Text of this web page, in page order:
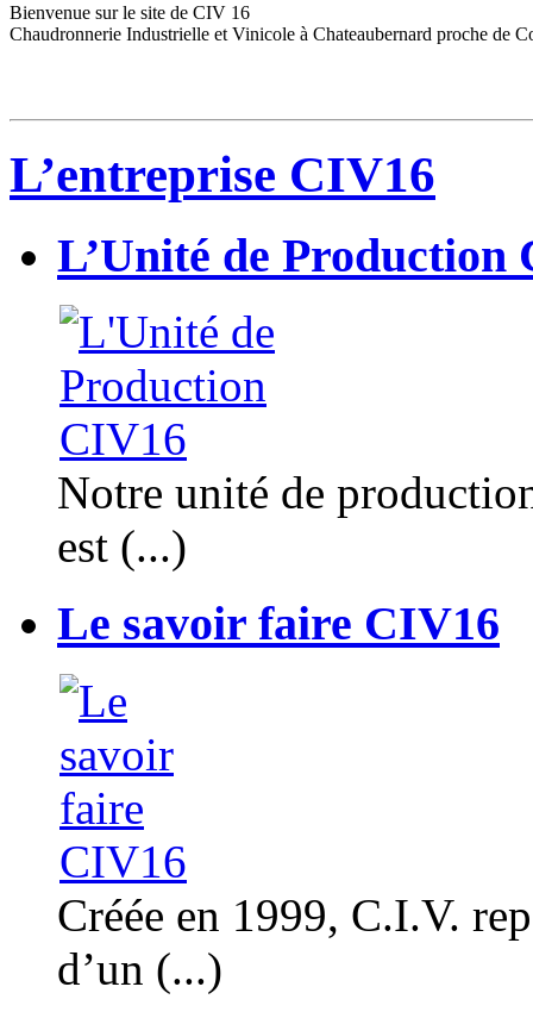
Bienvenue sur le site de CIV 16
Chaudronnerie Industrielle et Vinicole à Chateaubernard proche de
L’entreprise CIV16
L’Unité de Production
Notre unité de
est (...)
Le savoir faire CIV16
Créée en 1999, C.I.V.
d’un (...)